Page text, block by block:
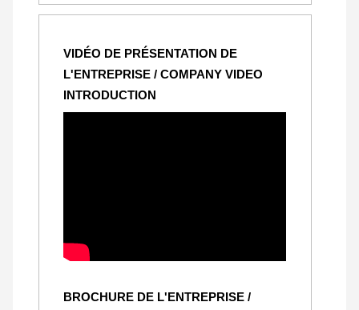
VIDÉO DE PRÉSENTATION DE
L'ENTREPRISE / COMPANY VIDEO
INTRODUCTION
BROCHURE DE L'ENTREPRISE /